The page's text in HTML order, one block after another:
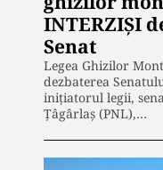
INTERZIȘI
Senat
Legea Ghizilor
dezbaterea
inițiatorul legii,
Țâgârlaș (PNL),…